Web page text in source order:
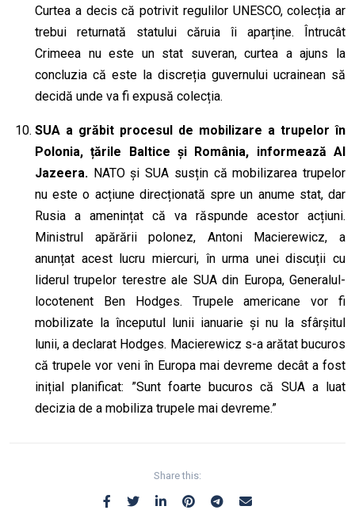
Curtea a decis că potrivit regulilor UNESCO, colecția ar
trebui returnată statului căruia îi aparține. Întrucât
Crimeea nu este un stat suveran, curtea a ajuns la
concluzia că este la discreția guvernului ucrainean să
decidă unde va fi expusă colecția.
SUA a grăbit procesul de mobilizare a trupelor în
Polonia, țările Baltice și România, informează Al
Jazeera. NATO și SUA susțin că mobilizarea trupelor
nu este o acțiune direcționată spre un anume stat, dar
Rusia a amenințat că va răspunde acestor acțiuni.
Ministrul apărării polonez, Antoni Macierewicz, a
anunțat acest lucru miercuri, în urma unei discuții cu
liderul trupelor terestre ale SUA din Europa, Generalul-
locotenent Ben Hodges. Trupele americane vor fi
mobilizate la începutul lunii ianuarie și nu la sfârșitul
lunii, a declarat Hodges. Macierewicz s-a arătat bucuros
că trupele vor veni în Europa mai devreme decât a fost
inițial planificat: ”Sunt foarte bucuros că SUA a luat
decizia de a mobiliza trupele mai devreme.”
Share this: